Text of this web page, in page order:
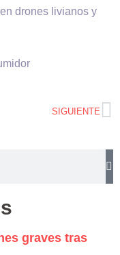
drones livianos y
SIGUIENTE
graves tras